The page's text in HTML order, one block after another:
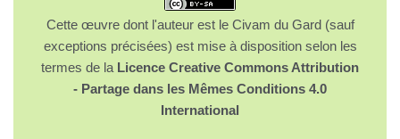
Cette œuvre dont l'auteur est le Civam du Gard (sauf
exceptions précisées) est mise à disposition selon les
termes de la Licence Creative Commons Attribution
- Partage dans les Mêmes Conditions 4.0
International